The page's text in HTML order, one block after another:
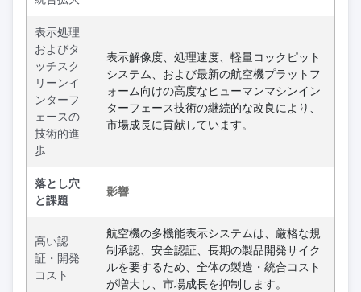
表示処理
およびタ
ッチスク
リーンイ
ンターフ
ェースの
技術的進
歩
表示解像度、処理速度、軽量コックピット
システム、および最新の航空機プラットフ
ォーム向けの高度なヒューマンマシンイン
ターフェース技術の継続的な改良により、
市場成長に貢献しています。
落とし穴
と課題
影響
高い認
証・開発
コスト
航空機の多機能表示システムは、厳格な規
制承認、安全認証、長期の製品開発サイク
ルを要するため、全体の製造・統合コスト
が増大し、市場成長を抑制します。